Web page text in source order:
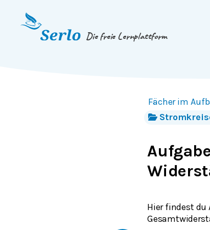
Springe zum
Die freie Lernplattform
Fächer im
Hier findest du